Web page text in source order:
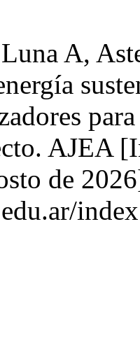
A,
AJEA
de